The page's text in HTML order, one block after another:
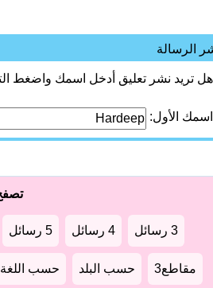
الرسالة
هل تريد نشر تعليق أدخل اسمك واضغط
اسمك الأول:
3 رسائل 4 رسائل 5 رسائل
مقاطع3 حسب البلد حسب اللغة